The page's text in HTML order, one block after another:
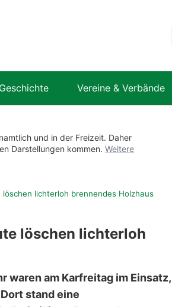
Geschichte Vereine & Verbände
und in der Freizeit. Daher
Darstellungen kommen. Weitere
lichterloh brennendes Holzhaus
löschen lichterloh
waren am Karfreitag im Einsatz,
stand eine